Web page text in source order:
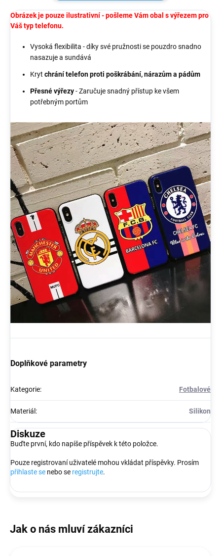
Obrázek je pouze ilustrativní - pošleme Vám obal s výřezem pro
Váš typ telefonu.
Vysoká flexibilita - díky své pružnosti se pouzdro snadno
nasazuje a sundává
Kryt chrání telefon proti poškrábání, nárazům a pádům
Přesné výřezy- Zaručuje snadný přístup ke všem
potřebným portům
Doplňkové parametry
Kategorie: Fotbalové
Materiál : Silikon
Diskuze
Buďte první, kdo napíše příspěvek k této položce.
Pouze registrovaní uživatelé mohou vkládat příspěvky. Prosím
přihlaste se nebo se registrujte.